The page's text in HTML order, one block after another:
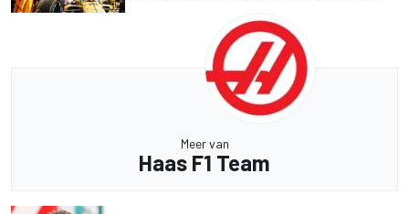
Meer van
Haas F1 Team